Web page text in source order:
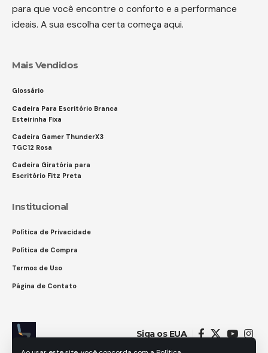
para que você encontre o conforto e a performance
ideais. A sua escolha certa começa aqui.
Mais Vendidos
Glossário
Cadeira Para Escritório Branca
Esteirinha Fixa
Cadeira Gamer ThunderX3
TGC12 Rosa
Cadeira Giratória para
Escritório Fitz Preta
Institucional
Política de Privacidade
Política de Compra
Termos de Uso
Página de Contato
Siga os EUA